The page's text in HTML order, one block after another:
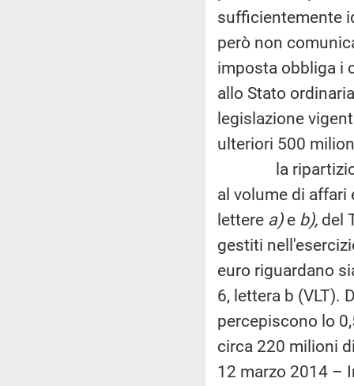
sufficientemente
però non
imposta obbliga i
allo Stato
legislazione
ulteriori 500
la ripartizione
al volume di affari
lettere a) e b), del
gestiti
euro riguardano
6, lettera b (VLT).
percepiscono lo
circa 220 milioni
12 marzo 2014 –